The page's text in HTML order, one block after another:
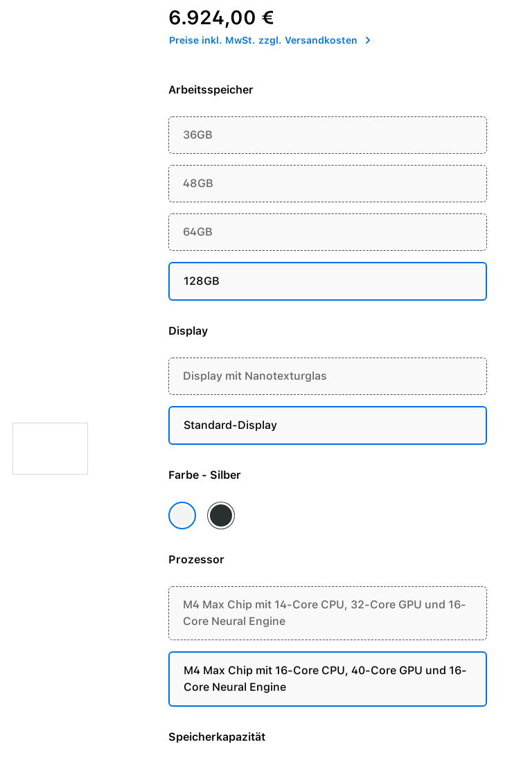
Regulärer Preis:
6.924,00 €
Preise inkl. MwSt. zzgl. Versandkosten
Arbeitsspeicher
36GB
48GB
64GB
128GB
Display
Display mit Nanotexturglas
Standard-Display
Farbe - Silber
Silber Space Schwarz
Prozessor
M4 Max Chip mit 14-Core CPU, 32-Core GPU und 16-
Core Neural Engine
M4 Max Chip mit 16-Core CPU, 40-Core GPU und 16-
Core Neural Engine
Speicherkapazität